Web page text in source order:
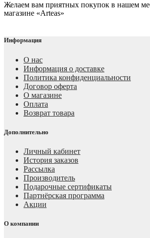
Желаем вам приятных покупок в нашем
магазине «Arteas»
Информация
О нас
Информация о доставке
Политика конфиденциальности
Договор оферта
О магазине
Оплата
Возврат товара
Дополнительно
Личный кабинет
История заказов
Рассылка
Производитель
Подарочные сертификаты
Партнёрская программа
Акции
О компании